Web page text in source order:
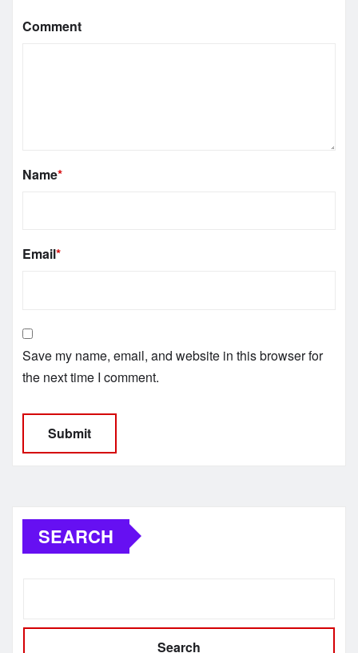
Comment
Name*
Email*
Save my name, email, and website in this browser for
the next time I comment.
SEARCH
Search